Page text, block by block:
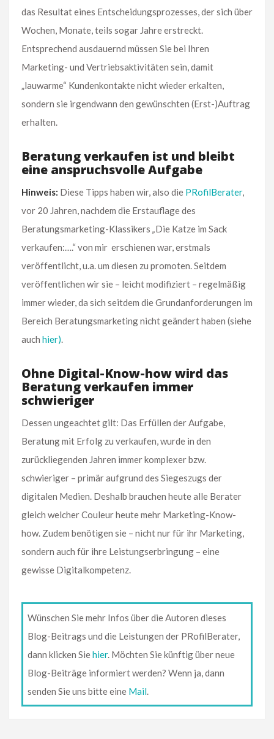
das Resultat eines Entscheidungsprozesses, der sich über
Wochen, Monate, teils sogar Jahre erstreckt.
Entsprechend ausdauernd müssen Sie bei Ihren
Marketing- und Vertriebsaktivitäten sein, damit
„lauwarme“ Kundenkontakte nicht wieder erkalten,
sondern sie irgendwann den gewünschten (Erst-)Auftrag
erhalten.
Beratung verkaufen ist und bleibt
eine anspruchsvolle Aufgabe
Hinweis: Diese Tipps haben wir, also die PRofilBerater,
vor 20 Jahren, nachdem die Erstauflage des
Beratungsmarketing-Klassikers „Die Katze im Sack
verkaufen:….“ von mir erschienen war, erstmals
veröffentlicht, u.a. um diesen zu promoten. Seitdem
veröffentlichen wir sie – leicht modifiziert – regelmäßig
immer wieder, da sich seitdem die Grundanforderungen im
Bereich Beratungsmarketing nicht geändert haben (siehe
auch hier).
Ohne Digital-Know-how wird das
Beratung verkaufen immer
schwieriger
Dessen ungeachtet gilt: Das Erfüllen der Aufgabe,
Beratung mit Erfolg zu verkaufen, wurde in den
zurückliegenden Jahren immer komplexer bzw.
schwieriger – primär aufgrund des Siegeszugs der
digitalen Medien. Deshalb brauchen heute alle Berater
gleich welcher Couleur heute mehr Marketing-Know-
how. Zudem benötigen sie – nicht nur für ihr Marketing,
sondern auch für ihre Leistungserbringung – eine
gewisse Digitalkompetenz.
Wünschen Sie mehr Infos über die Autoren dieses
Blog-Beitrags und die Leistungen der PRofilBerater,
dann klicken Siehier. Möchten Sie künftig über neue
Blog-Beiträge informiert werden? Wenn ja, dann
senden Sie uns bitte eine Mail